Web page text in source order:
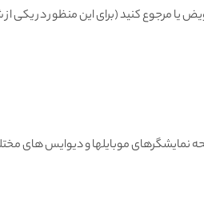
تا ۲۴ ساعت طبق قوانین، میتونید تعویض یا مرجوع کنید (برای این
موبایلها و دیوایس های